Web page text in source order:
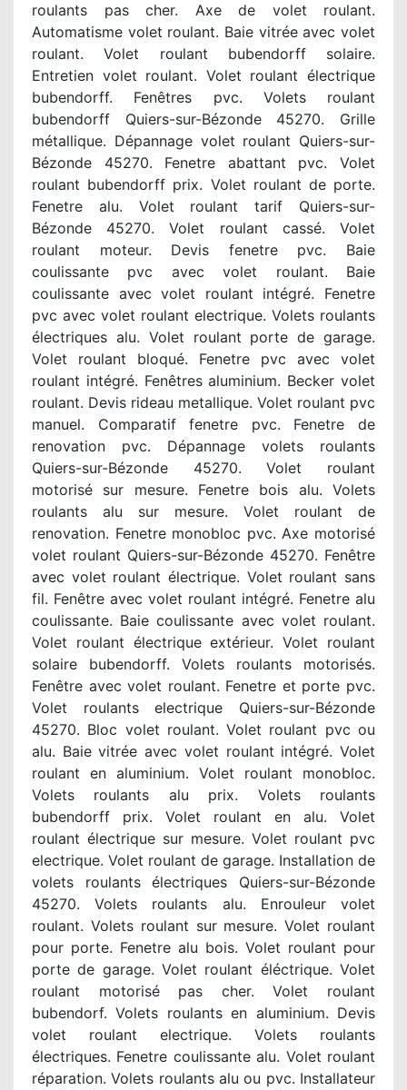
roulants pas cher. Axe de volet roulant.
Automatisme volet roulant. Baie vitrée avec volet
roulant. Volet roulant bubendorff solaire.
Entretien volet roulant. Volet roulant électrique
bubendorff. Fenêtres pvc. Volets roulant
bubendorff Quiers-sur-Bézonde 45270. Grille
métallique. Dépannage volet roulant Quiers-sur-
Bézonde 45270. Fenetre abattant pvc. Volet
roulant bubendorff prix. Volet roulant de porte.
Fenetre alu. Volet roulant tarif Quiers-sur-
Bézonde 45270. Volet roulant cassé. Volet
roulant moteur. Devis fenetre pvc. Baie
coulissante pvc avec volet roulant. Baie
coulissante avec volet roulant intégré. Fenetre
pvc avec volet roulant electrique. Volets roulants
électriques alu. Volet roulant porte de garage.
Volet roulant bloqué. Fenetre pvc avec volet
roulant intégré. Fenêtres aluminium. Becker volet
roulant. Devis rideau metallique. Volet roulant pvc
manuel. Comparatif fenetre pvc. Fenetre de
renovation pvc. Dépannage volets roulants
Quiers-sur-Bézonde 45270. Volet roulant
motorisé sur mesure. Fenetre bois alu. Volets
roulants alu sur mesure. Volet roulant de
renovation. Fenetre monobloc pvc. Axe motorisé
volet roulant Quiers-sur-Bézonde 45270. Fenêtre
avec volet roulant électrique. Volet roulant sans
fil. Fenêtre avec volet roulant intégré. Fenetre alu
coulissante. Baie coulissante avec volet roulant.
Volet roulant électrique extérieur. Volet roulant
solaire bubendorff. Volets roulants motorisés.
Fenêtre avec volet roulant. Fenetre et porte pvc.
Volet roulants electrique Quiers-sur-Bézonde
45270. Bloc volet roulant. Volet roulant pvc ou
alu. Baie vitrée avec volet roulant intégré. Volet
roulant en aluminium. Volet roulant monobloc.
Volets roulants alu prix. Volets roulants
bubendorff prix. Volet roulant en alu. Volet
roulant électrique sur mesure. Volet roulant pvc
electrique. Volet roulant de garage. Installation de
volets roulants électriques Quiers-sur-Bézonde
45270. Volets roulants alu. Enrouleur volet
roulant. Volets roulant sur mesure. Volet roulant
pour porte. Fenetre alu bois. Volet roulant pour
porte de garage. Volet roulant éléctrique. Volet
roulant motorisé pas cher. Volet roulant
bubendorf. Volets roulants en aluminium. Devis
volet roulant electrique. Volets roulants
électriques. Fenetre coulissante alu. Volet roulant
réparation. Volets roulants alu ou pvc. Installateur